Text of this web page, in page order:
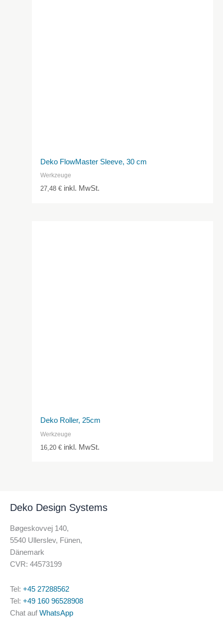
Deko FlowMaster Sleeve, 30 cm
Werkzeuge
27,48€ inkl. MwSt.
Deko Roller, 25cm
Werkzeuge
16,20€ inkl. MwSt.
Deko Design Systems
Bøgeskovvej 140,
5540 Ullerslev, Fünen,
Dänemark
CVR: 44573199
Tel: +45 27288562
Tel: +49 160 96528908
Chat auf WhatsApp